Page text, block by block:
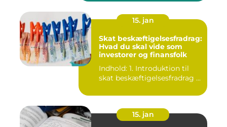
15. jan
Skat beskæftigelsesfradrag:
Hvad du skal vide som
investorer og finansfolk
Indhold: 1. Introduktion til
skat beskæftigelsesfradrag ...
15. jan